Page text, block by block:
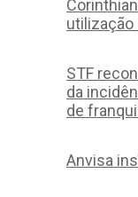
utilização
STF
da
de
Anvisa